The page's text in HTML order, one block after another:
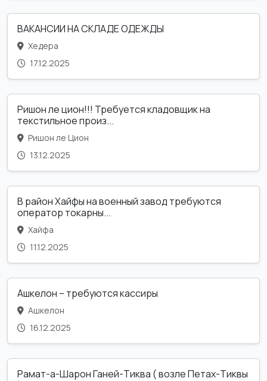
ВАКАНСИИ НА СКЛАДЕ ОДЕЖДЫ
Хедера
17.12.2025
Ришон ле цион!!! Требуется кладовщик на
текстильное произ...
Ришон ле Цион
13.12.2025
В район Хайфы на военный завод требуются
оператор токарны...
Хайфа
11.12.2025
Ашкелон – требуются кассиры
Ашкелон
16.12.2025
Рамат-а-Шарон Ганей-Тиква ( возле Петах-Тиквы